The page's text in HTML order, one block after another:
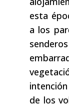
esta
a los
de los